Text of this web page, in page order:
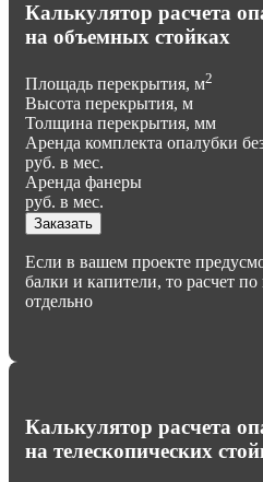
Калькулятор расчета
на объемных стойках
Площадь перекрытия, м2
Высота перекрытия, м
Толщина перекрытия, мм
Аренда комплекта опалубки
руб. в мес.
Аренда фанеры
руб. в мес.
Заказать
Если в вашем проекте
балки и капители, то расчет
отдельно
Калькулятор расчета
на телескопических